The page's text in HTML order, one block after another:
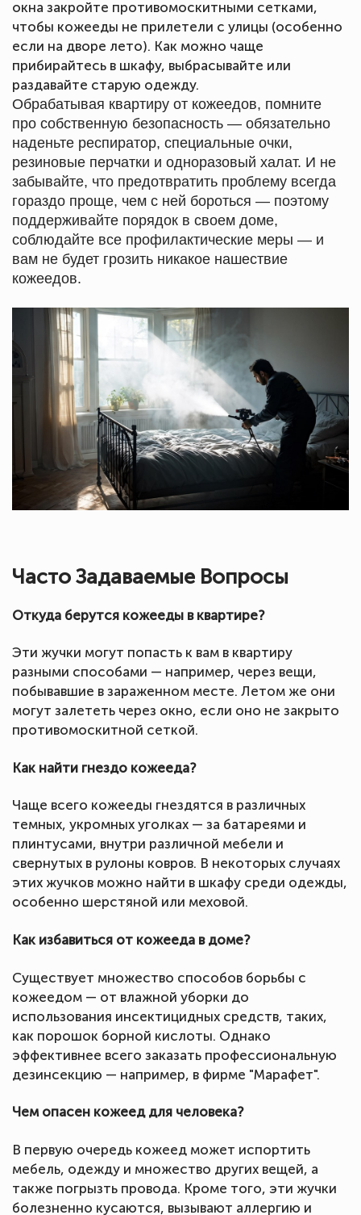
окна закройте противомоскитными сетками,
чтобы кожееды не прилетели с улицы (особенно
если на дворе лето). Как можно чаще
прибирайтесь в шкафу, выбрасывайте или
раздавайте старую одежду.
Обрабатывая квартиру от кожеедов, помните
про собственную безопасность — обязательно
наденьте респиратор, специальные очки,
резиновые перчатки и одноразовый халат. И не
забывайте, что предотвратить проблему всегда
гораздо проще, чем с ней бороться — поэтому
поддерживайте порядок в своем доме,
соблюдайте все профилактические меры — и
вам не будет грозить никакое нашествие
кожеедов.
Часто Задаваемые Вопросы
Откуда берутся кожееды в квартире?
Эти жучки могут попасть к вам в квартиру
разными способами — например, через вещи,
побывавшие в зараженном месте. Летом же они
могут залететь через окно, если оно не закрыто
противомоскитной сеткой.
Как найти гнездо кожееда?
Чаще всего кожееды гнездятся в различных
темных, укромных уголках — за батареями и
плинтусами, внутри различной мебели и
свернутых в рулоны ковров. В некоторых случаях
этих жучков можно найти в шкафу среди одежды,
особенно шерстяной или меховой.
Как избавиться от кожееда в доме?
Существует множество способов борьбы с
кожеедом — от влажной уборки до
использования инсектицидных средств, таких,
как порошок борной кислоты. Однако
эффективнее всего заказать профессиональную
дезинсекцию — например, в фирме "Марафет".
Чем опасен кожеед для человека?
В первую очередь кожеед может испортить
мебель, одежду и множество других вещей, а
также погрызть провода. Кроме того, эти жучки
болезненно кусаются, вызывают аллергию и